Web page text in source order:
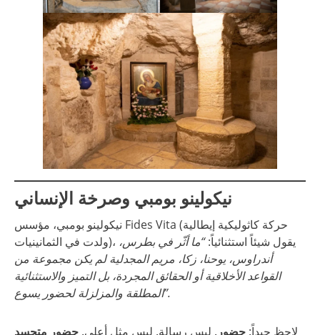
نيكولينو بومبي وصرخة الإنساني
نيكولينو بومبي، مؤسس Fides Vita (حركة كاثوليكية إيطالية
ولدت في الثمانينيات)، يقول شيئاً استثنائياً:“ما أثّر في بطرس،
أندراوس، يوحنا، زكا، مريم المجدلية لم يكن مجموعة من
القواعد الأخلاقية أو الحقائق المجردة، بل التميز والاستثنائية
المطلقة والمزلزلة لحضور يسوع”.
لاحظ جيداً: حضور . ليس رسالة. ليس مثل أعلى. حضور متجسد